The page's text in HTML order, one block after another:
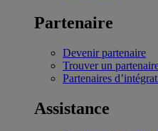
Partenaire
Devenir partenaire
Trouver un
Partenaires
Assistance